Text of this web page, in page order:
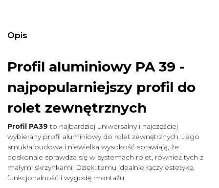
Opis
Profil aluminiowy PA 39 -
najpopularniejszy profil do
rolet zewnętrznych
Profil PA39 to najbardziej uniwersalny i najczęściej
wybierany profil aluminiowy do rolet zewnętrznych. Jego
smukła budowa i niewielka wysokość sprawiają, że
doskonale sprawdza się w systemach rolet, również tych z
małymi skrzynkami. Dzięki temu idealnie łączy estetykę,
funkcjonalność i wygodę montażu